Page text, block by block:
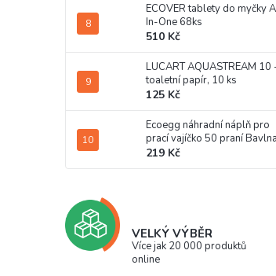
ECOVER tablety do myčky
In-One 68ks
510 Kč
LUCART AQUASTREAM 10
toaletní papír, 10 ks
125 Kč
Ecoegg náhradní náplň pro
prací vajíčko 50 praní Bavlna
219 Kč
VELKÝ VÝBĚR
Více jak 20 000 produktů
online